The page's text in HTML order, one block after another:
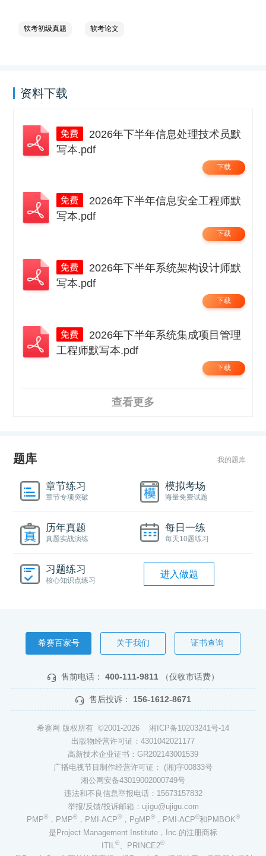
软考初级真题 软考论文
资料下载
写本.pdf
下载
写本.pdf
下载
写本.pdf
下载
工程师默写本.pdf
下载
查看更多
题库 我的题库
章节练习
章节专项突破
模拟考场
海量免费试题
历年真题
真题实战演练
每日一练
每天10题练习
习题练习
核心知识点练习
进入做题
希赛百家号 关于我们 证书查询
售前电话： 400-111-9811 （仅收市话费）
售后投诉： 156-1612-8671
希赛网 版权所有 ©2001-2026 湘ICP备10203241号-14
出版物经营许可证：4301042021177
高新技术企业证书：GR202143001539
广播电视节目制作经营许可证： (湘)字00833号
湘公网安备43019002000749号
违法和不良信息举报电话：15673157832
举报/反馈/投诉邮箱：ujigu@ujigu.com
PMP®，PMP®，PMI-ACP®，PgMP®，PMI-ACP®和PMBOK®
是Project Management Institute，Inc.的注册商标
ITIL®、PRINCE2®